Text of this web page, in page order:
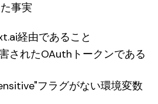
事実
経由であること
されたOAuthトークンである
フラグがない環境変数